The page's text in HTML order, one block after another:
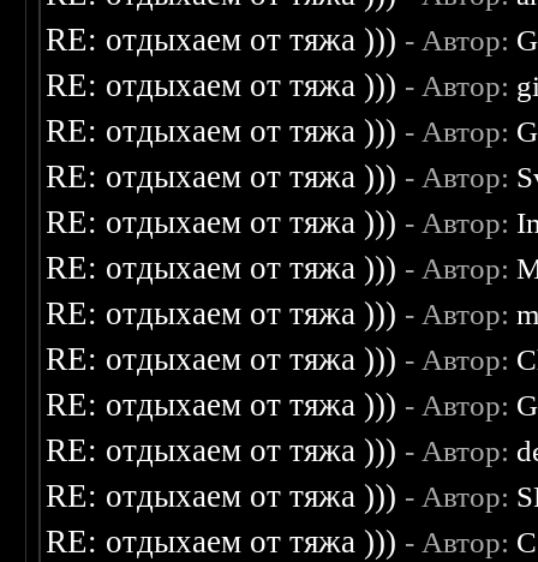
RE: отдыхаем от тяжа ))) - Автор:
RE: отдыхаем от тяжа ))) - Автор:
RE: отдыхаем от тяжа ))) - Автор:
RE: отдыхаем от тяжа ))) - Автор:
RE: отдыхаем от тяжа ))) - Автор:
RE: отдыхаем от тяжа ))) - Автор:
RE: отдыхаем от тяжа ))) - Автор:
RE: отдыхаем от тяжа ))) - Автор:
RE: отдыхаем от тяжа ))) - Автор:
RE: отдыхаем от тяжа ))) - Автор:
RE: отдыхаем от тяжа ))) - Автор:
RE: отдыхаем от тяжа ))) - Автор: